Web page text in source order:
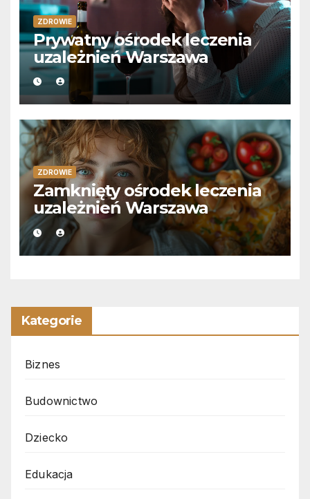
ZDROWIE
Prywatny ośrodek leczenia
uzależnień Warszawa
ZDROWIE
Zamknięty ośrodek leczenia
uzależnień Warszawa
Kategorie
Biznes
Budownictwo
Dziecko
Edukacja